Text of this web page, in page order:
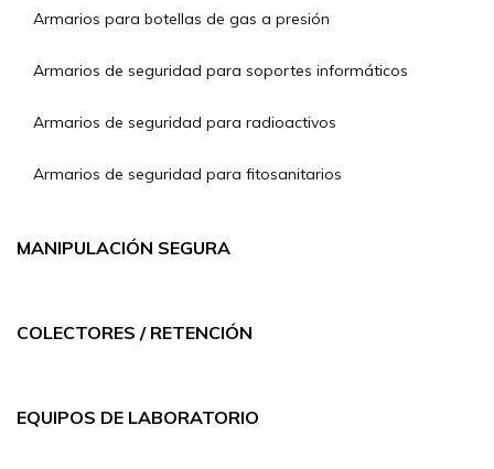
Armarios para botellas de gas a presión
Armarios de seguridad para soportes informáticos
Armarios de seguridad para radioactivos
Armarios de seguridad para fitosanitarios
MANIPULACIÓN SEGURA
COLECTORES / RETENCIÓN
EQUIPOS DE LABORATORIO